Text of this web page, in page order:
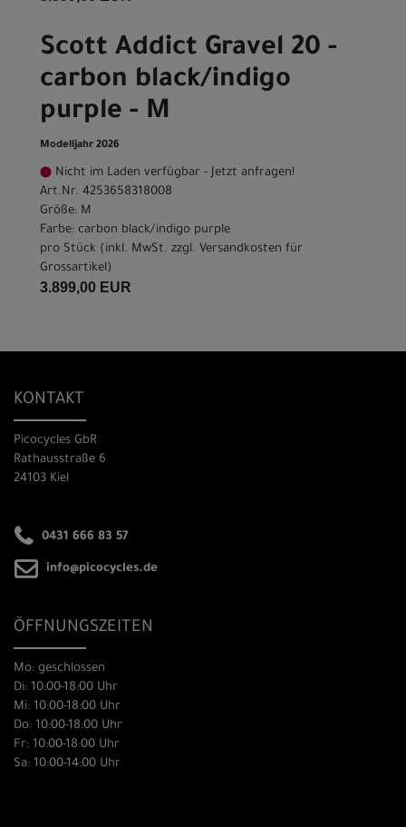
Scott Addict Gravel 20 -
carbon black/indigo
purple - M
Modelljahr 2026
Nicht im Laden verfügbar - Jetzt anfragen!
Art.Nr. 4253658318008
Größe: M
Farbe: carbon black/indigo purple
pro Stück (inkl. MwSt. zzgl. Versandkosten für
Grossartikel)
3.899,00 EUR
KONTAKT
Picocycles GbR
Rathausstraße 6
24103 Kiel
0431 666 83 57
info@picocycles.de
ÖFFNUNGSZEITEN
Mo: geschlossen
Di: 10:00-18:00 Uhr
Mi: 10:00-18:00 Uhr
Do: 10:00-18:00 Uhr
Fr: 10:00-18:00 Uhr
Sa: 10:00-14:00 Uhr